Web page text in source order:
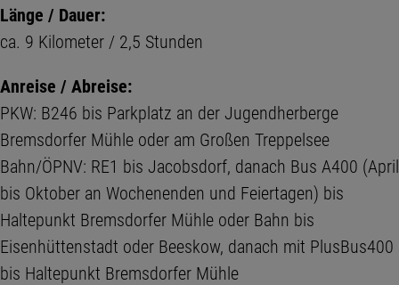
Länge / Dauer:
ca. 9 Kilometer / 2,5 Stunden
Anreise / Abreise:
PKW: B246 bis Parkplatz an der Jugendherberge
Bremsdorfer Mühle oder am Großen Treppelsee
Bahn/ÖPNV: RE1 bis Jacobsdorf, danach Bus A400 (April
bis Oktober an Wochenenden und Feiertagen) bis
Haltepunkt Bremsdorfer Mühle oder Bahn bis
Eisenhüttenstadt oder Beeskow, danach mit PlusBus400
bis Haltepunkt Bremsdorfer Mühle